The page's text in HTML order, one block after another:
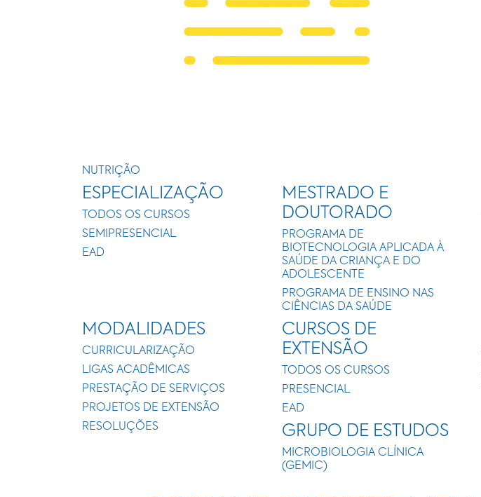
NUTRIÇÃO
ESPECIALIZAÇÃO
TODOS OS CURSOS
SEMIPRESENCIAL
EAD
MESTRADO E
DOUTORADO
PROGRAMA DE
BIOTECNOLOGIA APLICADA À
SAÚDE DA CRIANÇA E DO
ADOLESCENTE
PROGRAMA DE ENSINO NAS
CIÊNCIAS DA SAÚDE
MODALIDADES
CURRICULARIZAÇÃO
LIGAS ACADÊMICAS
PRESTAÇÃO DE SERVIÇOS
PROJETOS DE EXTENSÃO
RESOLUÇÕES
CURSOS DE
EXTENSÃO
TODOS OS CURSOS
PRESENCIAL
EAD
GRUPO DE ESTUDOS
MICROBIOLOGIA CLÍNICA
(GEMIC)